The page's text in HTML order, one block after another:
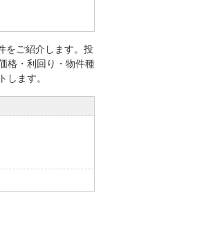
をご紹介します。投
格・利回り・物件種
します。